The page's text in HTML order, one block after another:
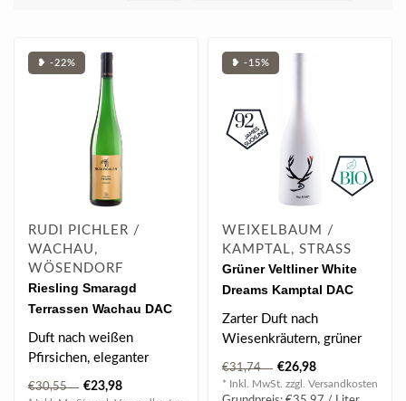
❥ -22%
RUDI PICHLER /
WACHAU,
WÖSENDORF
Riesling Smaragd
Terrassen Wachau DAC
2025 0.75 l
Duft nach weißen
Pfirsichen, eleganter
Speisenbegleiter mit
dezenten Schieferno..
€30,55 €23,98
❥ -15%
WEIXELBAUM /
KAMPTAL, STRASS
Grüner Veltliner White
Dreams Kamptal DAC
2025 0.75 l
Zarter Duft nach
Wiesenkräutern, grüner
Apfel und Limette, dazu
ein Hauch gelb..
€31,74 €26,98
* Inkl. MwSt. zzgl. Versandkosten